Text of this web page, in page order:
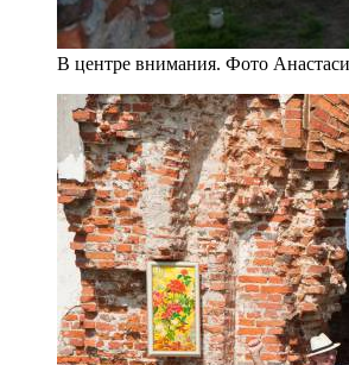
В центре внимания. Фото